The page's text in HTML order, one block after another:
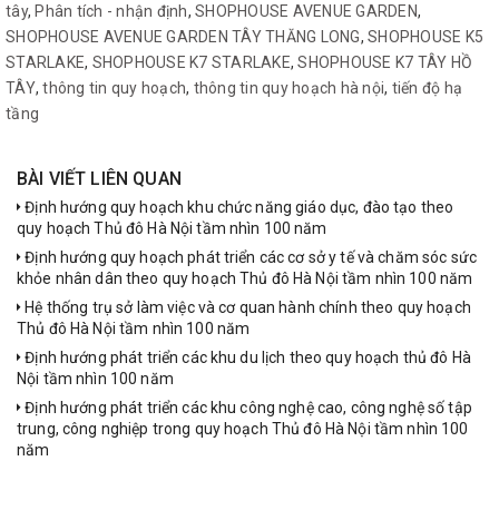
tây, Phân tích - nhận định, SHOPHOUSE AVENUE GARDEN,
SHOPHOUSE AVENUE GARDEN TÂY THĂNG LONG, SHOPHOUSE K5
STARLAKE, SHOPHOUSE K7 STARLAKE,SHOPHOUSE K7 TÂY HỒ
TÂY,thông tin quy hoạch, thông tin quy hoạch hà nội, tiến độ hạ
tầng
BÀI VIẾT LIÊN QUAN
Định hướng quy hoạch khu chức năng giáo dục, đào tạo theo
quy hoạch Thủ đô Hà Nội tầm nhìn 100 năm
Định hướng quy hoạch phát triển các cơ sở y tế và chăm sóc sức
khỏe nhân dân theo quy hoạch Thủ đô Hà Nội tầm nhìn 100 năm
Hệ thống trụ sở làm việc và cơ quan hành chính theo quy hoạch
Thủ đô Hà Nội tầm nhìn 100 năm
Định hướng phát triển các khu du lịch theo quy hoạch thủ đô Hà
Nội tầm nhìn 100 năm
Định hướng phát triển các khu công nghệ cao, công nghệ số tập
trung, công nghiệp trong quy hoạch Thủ đô Hà Nội tầm nhìn 100
năm